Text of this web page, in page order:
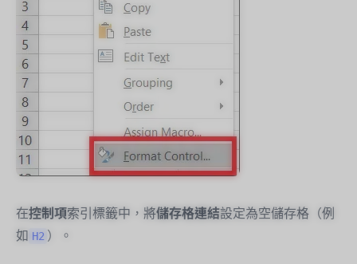
在控制項索引標籤中，將儲存格連結設定為空儲存格（例
如 H2 ）。